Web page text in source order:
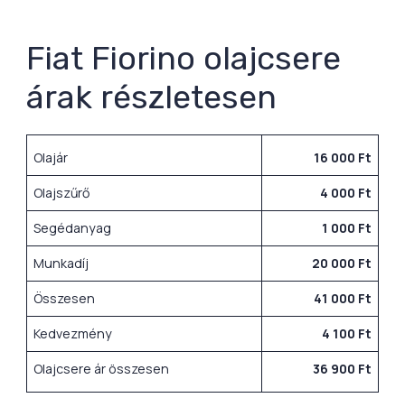
Fiat Fiorino olajcsere
árak részletesen
Olajár 16 000 Ft
Olajszűrő 4 000 Ft
Segédanyag 1 000 Ft
Munkadíj 20 000 Ft
Összesen 41 000 Ft
Kedvezmény 4 100 Ft
Olajcsere ár összesen 36 900 Ft